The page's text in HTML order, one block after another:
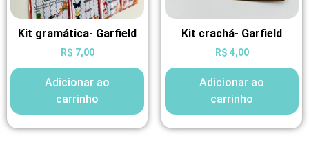
Kit gramática- Garfield
R$ 7,00
Adicionar ao
carrinho
Kit crachá- Garfield
R$ 4,00
Adicionar ao
carrinho